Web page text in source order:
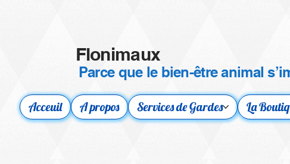
Flonimaux
Parce que le bien-être animal
Acceuil A propos Services de Gardes La